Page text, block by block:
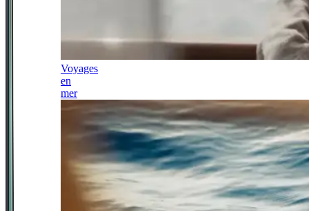
Voyages
en
mer